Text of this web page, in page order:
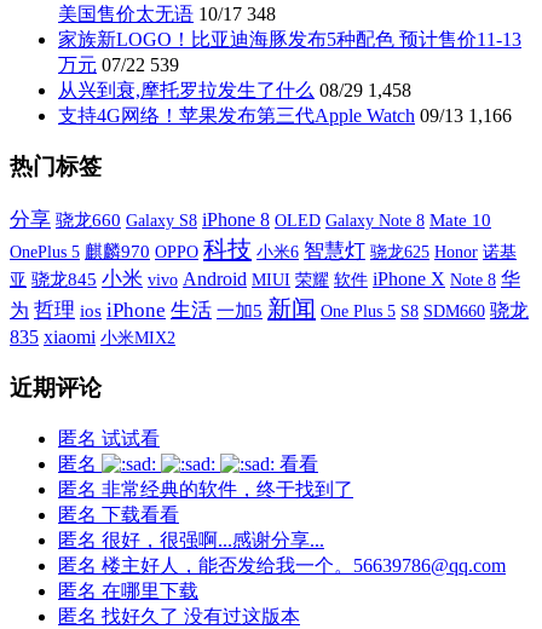
美国售价太无语 10/17 348
家族新LOGO！比亚迪海豚发布5种配色 预计售价11-13
万元 07/22 539
从兴到衰,摩托罗拉发生了什么 08/29 1,458
支持4G网络！苹果发布第三代Apple Watch 09/13 1,166
热门标签
分享 骁龙660 Galaxy S8 iPhone 8 OLED Galaxy Note 8 Mate 10
OnePlus 5 麒麟970 OPPO 科技 小米6 智慧灯 骁龙625 Honor 诺基
亚 骁龙845 小米 vivo Android MIUI 荣耀 软件 iPhone X Note 8 华
为 哲理 ios iPhone 生活 一加5 新闻 One Plus 5 S8 SDM660 骁龙
835 xiaomi 小米MIX2
近期评论
匿名 试试看
匿名
看看
匿名 非常经典的软件，终于找到了
匿名 下载看看
匿名 很好，很强啊...感谢分享...
匿名 楼主好人，能否发给我一个。56639786@qq.com
匿名 在哪里下载
匿名 找好久了 没有过这版本